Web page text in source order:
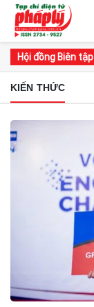
Hội đồng Biên tập
tịch Hội đồng
KIẾN THỨC